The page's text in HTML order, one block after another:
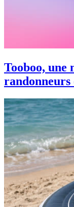
Tooboo, une
randonneurs